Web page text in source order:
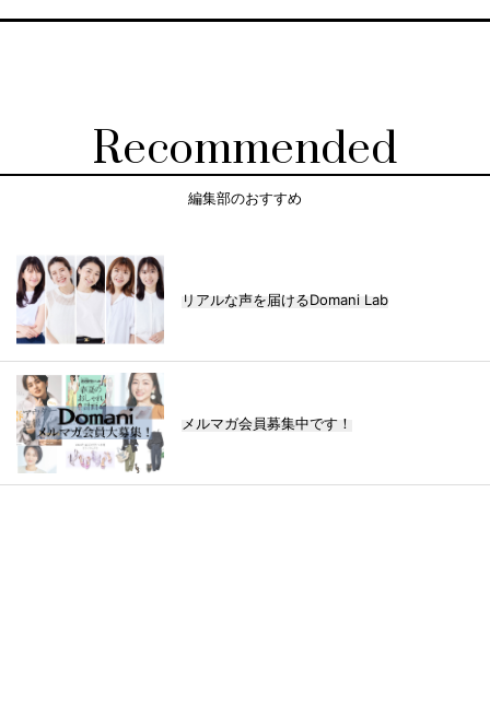
Recommended
編集部のおすすめ
リアルな声を届けるDomani Lab
メルマガ会員募集中です！